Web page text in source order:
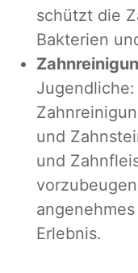
schützt die
Bakterien
und
und
Erlebnis.